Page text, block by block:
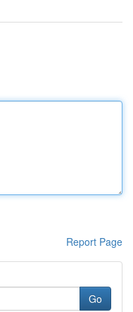
Report Page
Go